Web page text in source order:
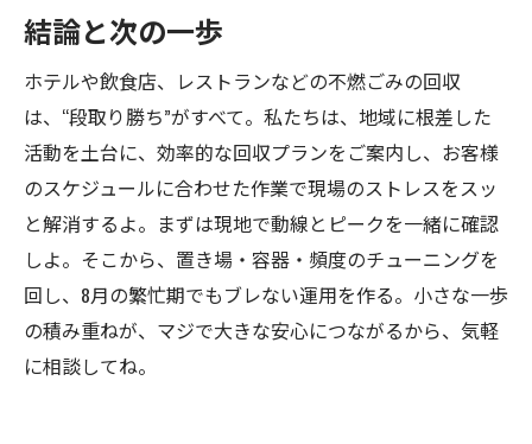
結論と次の一歩
ホテルや飲食店、レストランなどの不燃ごみの回収
は、“段取り勝ち”がすべて。私たちは、地域に根差した
活動を土台に、効率的な回収プランをご案内し、お客様
のスケジュールに合わせた作業で現場のストレスをスッ
と解消するよ。まずは現地で動線とピークを一緒に確認
しよ。そこから、置き場・容器・頻度のチューニングを
回し、8月の繁忙期でもブレない運用を作る。小さな一歩
の積み重ねが、マジで大きな安心につながるから、気軽
に相談してね。